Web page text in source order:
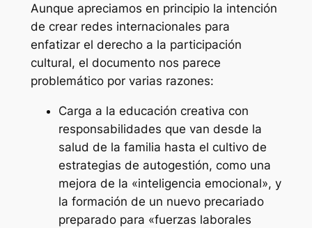
Aunque apreciamos en principio la intención
de crear redes internacionales para
enfatizar el derecho a la participación
cultural, el documento nos parece
problemático por varias razones:
Carga a la educación creativa con
responsabilidades que van desde la
salud de la familia hasta el cultivo de
estrategias de autogestión, como una
mejora de la «inteligencia emocional», y
la formación de un nuevo precariado
preparado para «fuerzas laborales